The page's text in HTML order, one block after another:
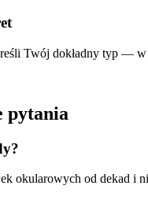
Twój dokładny typ —
pytania
okularowych od dekad i